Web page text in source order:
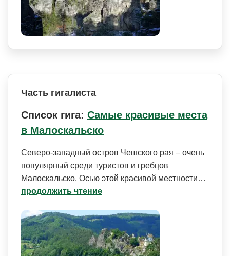
Часть гигалиста
Список гига: Самые красивые места
в Малоскальско
Северо-западный остров Чешского рая – очень
популярный среди туристов и гребцов
Малоскальско. Осью этой красивой местности…
продолжить чтение